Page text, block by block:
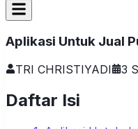
Aplikasi Untuk Jual
TRI CHRISTIYADI 3
Daftar Isi